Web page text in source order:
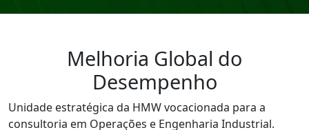
Melhoria Global do
Desempenho
Unidade estratégica da HMW vocacionada para a
consultoria em Operações e Engenharia Industrial.